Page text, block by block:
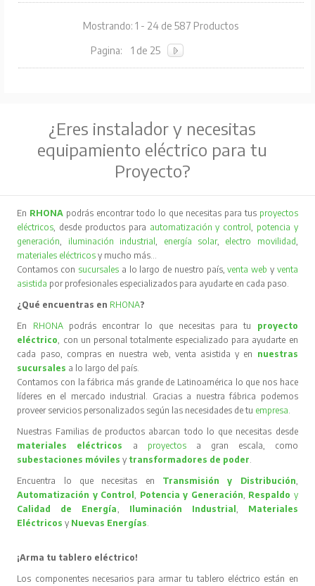
Mostrando: 1 - 24 de 587 Productos
Pagina: 1 de 25
¿Eres instalador y necesitas
equipamiento eléctrico para tu
Proyecto?
En RHONA podrás encontrar todo lo que necesitas para tus proyectos
eléctricos , desde productos para automatización y control
potencia y
generación
iluminación industrial energía solar, electro movilidad
materiales eléctricos y mucho más…
Contamos con sucursales a lo largo de nuestro país,venta web y venta
asistida por profesionales especializados para ayudarte en cada paso.
¿Qué encuentras en RHONA?
En RHONA podrás encontrar lo que necesitas para tu proyecto
eléctrico , con un personal totalmente especializado para ayudarte en
cada paso, compras en nuestra web, venta asistida y en nuestras
sucursales a lo largo del país.
Contamos con la fábrica más grande de Latinoamérica lo que nos hace
líderes en el mercado industrial. Gracias a nuestra fábrica podemos
proveer servicios personalizados según las necesidades de tu empresa
Nuestras Familias de productos abarcan todo lo que necesitas desde
materiales eléctricos
a proyectos
a gran escala, como
subestaciones móvilesy transformadores de poder
Encuentra lo que necesitas en Transmisión y Distribución
Automatización y Control
Potencia y Generación Respaldo y
Calidad de Energía
Iluminación Industrial
Materiales
Eléctricos y Nuevas Energías
¡Arma tu tablero eléctrico!
Los componentes necesarios para armar tu tablero eléctrico están en